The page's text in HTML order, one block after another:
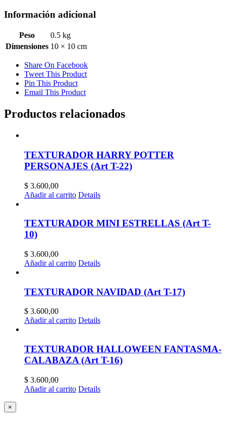
Información adicional
Peso
0.5 kg
Dimensiones 10 × 10 cm
Share On Facebook
Tweet This Product
Pin This Product
Email This Product
Productos relacionados
TEXTURADOR HARRY POTTER
PERSONAJES (Art T-22)
$ 3.600,00
Añadir al carrito Details
TEXTURADOR MINI ESTRELLAS (Art T-
10)
$ 3.600,00
Añadir al carrito Details
TEXTURADOR NAVIDAD (Art T-17)
$ 3.600,00
Añadir al carrito Details
TEXTURADOR HALLOWEEN FANTASMA-
CALABAZA (Art T-16)
$ 3.600,00
Añadir al carrito Details
Close
product
×